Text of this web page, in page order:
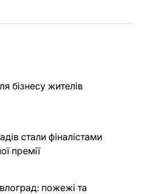
бізнесу жителів
стали фіналістами
премії
пожежі та